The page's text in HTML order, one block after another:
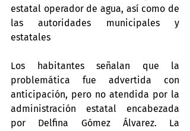
estatal operador de agua, así como de
las autoridades municipales y
estatales
Los habitantes señalan que la
problemática fue advertida con
anticipación, pero no atendida por la
administración estatal encabezada
por Delfina Gómez Álvarez. La